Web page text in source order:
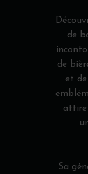
de
de
et
attire
Sa